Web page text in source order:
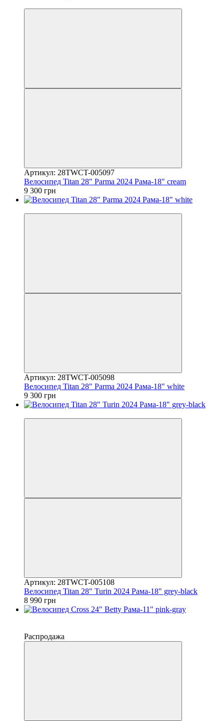
Артикул: 28TWCT-005097
Велосипед Titan 28" Parma 2024 Рама-18" cream
9 300 грн
Артикул: 28TWCT-005098
Велосипед Titan 28" Parma 2024 Рама-18" white
9 300 грн
Артикул: 28TWCT-005108
Велосипед Titan 28" Turin 2024 Рама-18" grey-black
8 990 грн
Распродажа